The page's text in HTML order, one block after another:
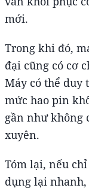
mới.
Trong khi đó,
đại cũng có cơ
Máy có thể
mức hao pin
gần như không
xuyên.
Tóm lại, nếu
dụng lại